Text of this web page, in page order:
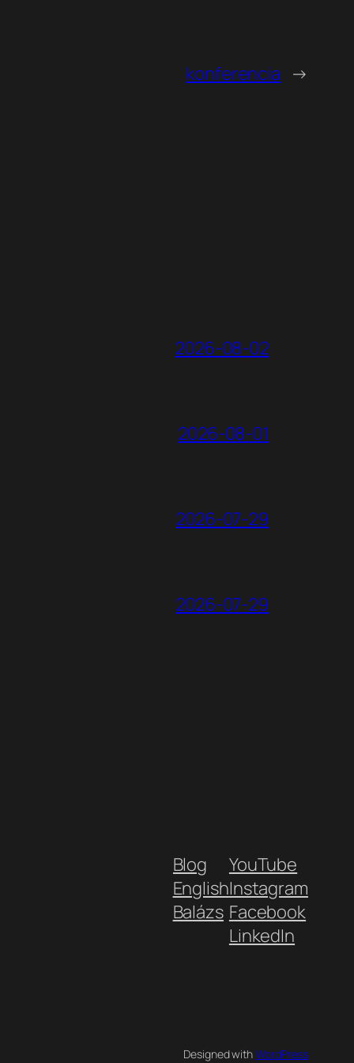
konferencia →
2026-08-02
2026-08-01
2026-07-29
2026-07-29
Blog
English
Balázs
YouTube
Instagram
Facebook
LinkedIn
Designed withWordPress